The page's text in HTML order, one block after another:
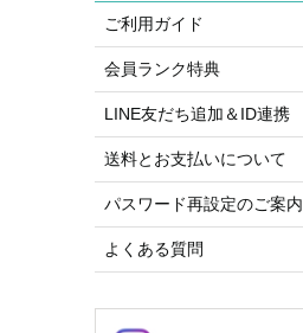
ご利用ガイド
会員ランク特典
LINE友だち追加＆ID連携
送料とお支払いについて
パスワード再設定のご案内
よくある質問